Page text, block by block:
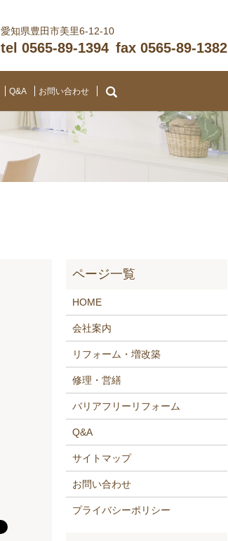
愛知県豊田市美里6-12-10
tel 0565-89-1394 fax 0565-89-1382
Q&A お問い合わせ
HOME
会社案内
リフォーム・増改築
修理・営繕
バリアフリーリフォーム
Q&A
サイトマップ
お問い合わせ
プライバシーポリシー